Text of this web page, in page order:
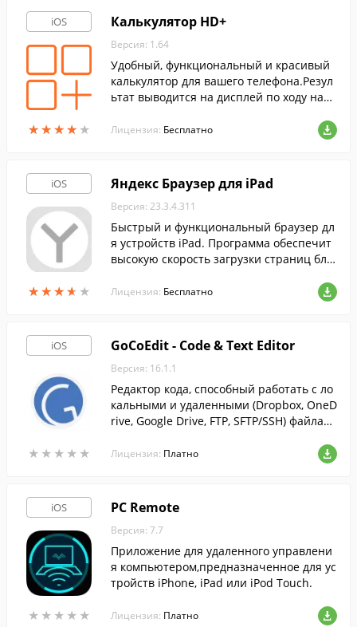
iOS
★★★★ ★
★★★★ ★
Калькулятор HD+
Версия: 1.64
Удобный, функциональный и красивый
калькулятор для вашего телефона.Резул
ьтат выводится на дисплей по ходу набо
Лицензия: Бесплатно
iOS
★★★★ ★
★★★★ ★
Яндекс Браузер для iPad
Версия: 23.3.4.311
Быстрый и функциональный браузер дл
я устройств iPad. Программа обеспечит
высокую скорость загрузки страниц бла
о.
Лицензия: Бесплатно
iOS
★ ★ ★ ★ ★
★ ★ ★ ★ ★
GoCoEdit - Code & Text Editor
Версия: 16.1.1
Редактор кода, способный работать с ло
кальными и удаленными (Dropbox, OneD
rive, Google Drive, FTP, SFTP/SSH) файлам
Лицензия: Платно
iOS
★ ★ ★ ★ ★
★ ★ ★ ★ ★
PC Remote
Версия: 7.7
Приложение для удаленного управлени
я компьютером,предназначенное для ус
тройств iPhone, iPad или iPod Touch.
Лицензия: Платно